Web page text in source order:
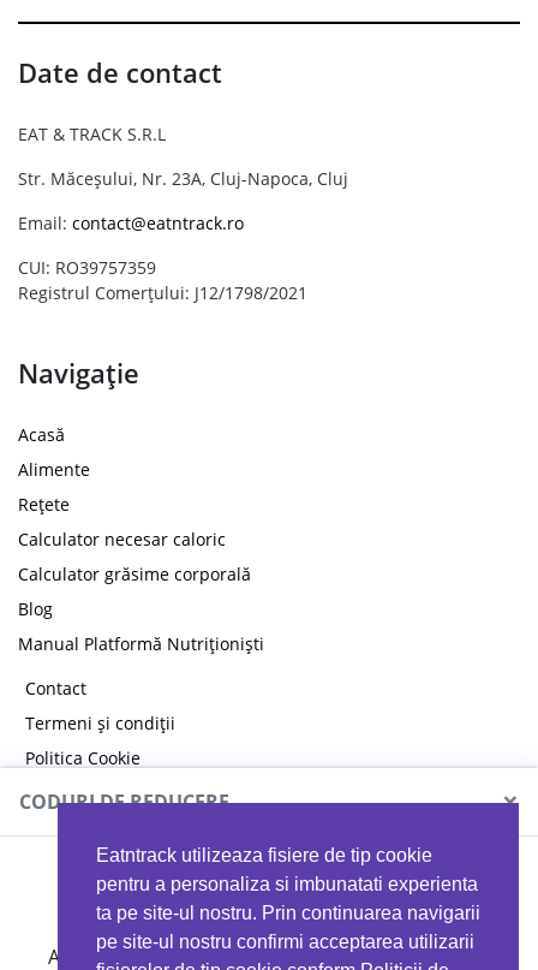
Eatntrack utilizeaza fisiere de tip cookie
pentru a personaliza si imbunatati experienta
ta pe site-ul nostru. Prin continuarea navigarii
pe site-ul nostru confirmi acceptarea utilizarii
Date de contact
EAT & TRACK S.R.L
Str. Măceșului, Nr. 23A, Cluj-Napoca, Cluj
Email: contact@eatntrack.ro
CUI: RO39757359
Registrul Comerțului: J12/1798/2021
Navigație
Acasă
Alimente
Rețete
Calculator necesar caloric
Calculator grăsime corporală
Blog
Manual Platformă Nutriționiști
Contact
Termeni și condiții
Politica Cookie
Politica de confidențialitate
CODURI DE REDUCERE ×
MYPROTEIN
Ai 40%reducere la orice comandă folosind codul